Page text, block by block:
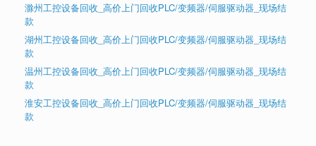
滁州工控设备回收_高价上门回收PLC/变频器/伺服驱动器_现场结
款
湖州工控设备回收_高价上门回收PLC/变频器/伺服驱动器_现场结
款
温州工控设备回收_高价上门回收PLC/变频器/伺服驱动器_现场结
款
淮安工控设备回收_高价上门回收PLC/变频器/伺服驱动器_现场结
款